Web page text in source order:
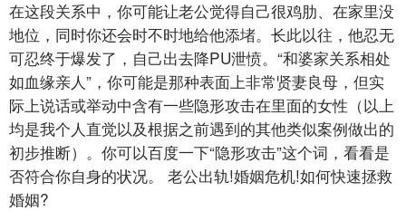
在这段关系中，你可能让老公觉得自己很鸡肋、在家里没
地位，同时你还会时不时地给他添堵。长此以往，他忍无
可忍终于爆发了，自己出去降PU泄愤。“和婆家关系相处
如血缘亲人”，你可能是那种表面上非常贤妻良母，但实
际上说话或举动中含有一些隐形攻击在里面的女性（以上
均是我个人直觉以及根据之前遇到的其他类似案例做出的
初步推断）。你可以百度一下“隐形攻击”这个词，看看是
否符合你自身的状况。 老公出轨!婚姻危机!如何快速拯救
婚姻?